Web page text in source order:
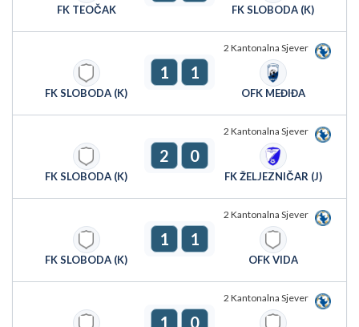
FK TEOČAK FK SLOBODA (K)
2 Kantonalna Sjever
FK SLOBODA (K)
1 1
OFK MEĐIĐA
2 Kantonalna Sjever
FK SLOBODA (K)
2 0
FK ŽELJEZNIČAR (J)
2 Kantonalna Sjever
FK SLOBODA (K)
1 1
OFK VIDA
2 Kantonalna Sjever
1 0